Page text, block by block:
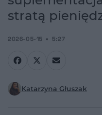
stratą
2026-05-15 5:27
Katarzyna Głuszak